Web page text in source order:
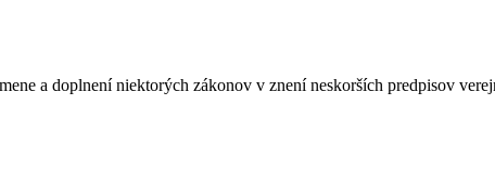
a doplnení niektorých zákonov v znení neskorších predpisov